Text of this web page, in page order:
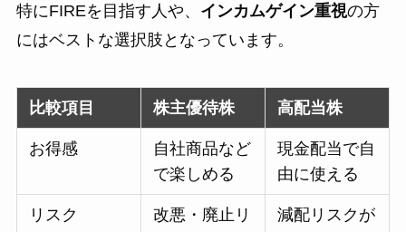
特にFIREを目指す人や、 インカムゲイン重視の方
にはベストな選択肢となっています。
比較項目 株主優待株 高配当株
お得感
自社商品など
で楽しめる
現金配当で自
由に使える
リスク
改悪・廃止リ
減配リスクが